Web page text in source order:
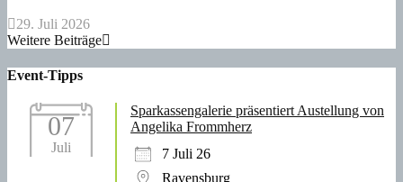
29. Juli 2026
Weitere Beiträge
Event-Tipps
07
Juli
Sparkassengalerie präsentiert Austellung von
Angelika Frommherz
7 Juli 26
Ravensburg